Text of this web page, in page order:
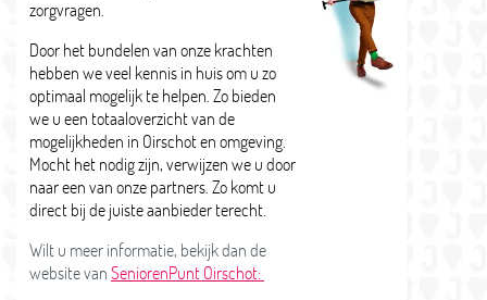
zorgvragen.
Door het bundelen van onze krachten
hebben we veel kennis in huis om u zo
optimaal mogelijk te helpen. Zo bieden
we u een totaaloverzicht van de
mogelijkheden in Oirschot en omgeving.
Mocht het nodig zijn, verwijzen we u door
naar een van onze partners. Zo komt u
direct bij de juiste aanbieder terecht.
Wilt u meer informatie, bekijk dan de
website van SeniorenPunt Oirschot: